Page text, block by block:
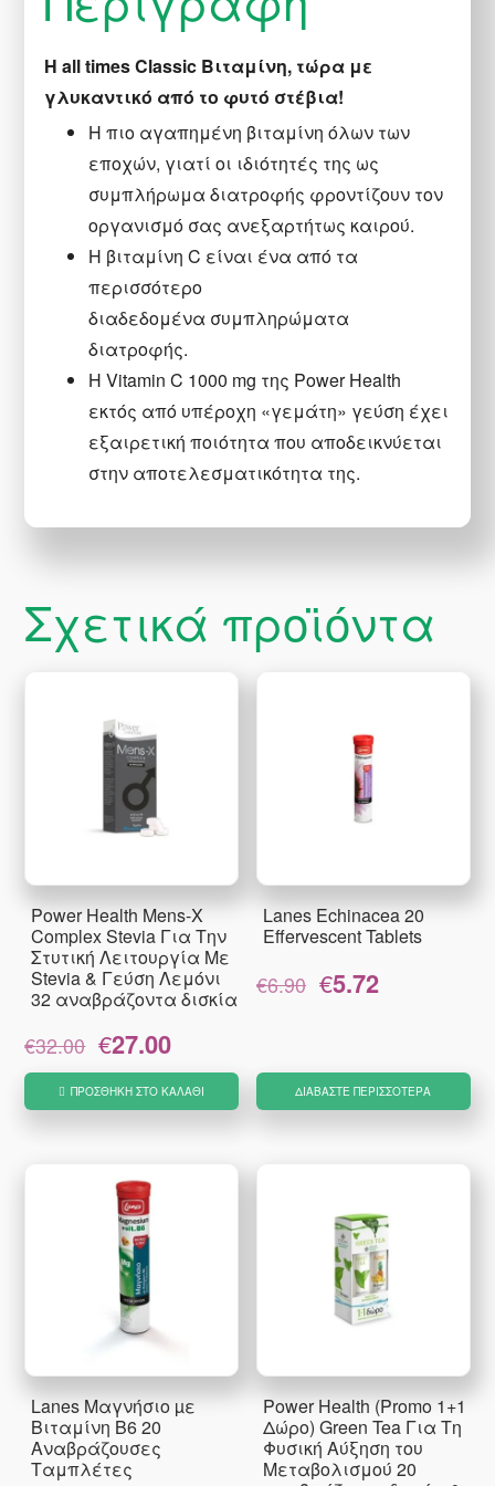
ποσότητα
Η all times Classic Βιταμίνη, τώρα με
γλυκαντικό από το φυτό στέβια!
Η πιο αγαπημένη βιταμίνη όλων των
εποχών, γιατί οι ιδιότητές της ως
συμπλήρωμα διατροφής φροντίζουν τον
οργανισμό σας ανεξαρτήτως καιρού.
Η βιταμίνη C είναι ένα από τα
περισσότερο
διαδεδομένα συμπληρώματα
διατροφής.
H Vitamin C 1000 mg της Power Health
εκτός από υπέροχη «γεμάτη» γεύση έχει
εξαιρετική ποιότητα που αποδεικνύεται
στην αποτελεσματικότητα της.
Σχετικά προϊόντα
Power Health Mens-X
Complex Stevia Για Την
Στυτική Λειτουργία Με
Stevia & Γεύση Λεμόνι
32 αναβράζοντα δισκία
€32.00
Original
price
was:
€32.00.
€27.00
τιμή
είναι:
ΠΡΟΣΘΉΚΗ ΣΤΟ ΚΑΛΆΘΙ
Lanes Echinacea 20
Effervescent Tablets
€6.90
Original
price
€5.72
ΔΙΑΒΆΣΤΕ ΠΕΡΙΣΣΌΤΕΡΑ
Lanes Μαγνήσιο µε
Βιταμίνη B6 20
Αναβράζουσες
Ταμπλέτες
Power Health (Promo 1+1
Δώρο) Green Tea Για Τη
Φυσική Αύξηση του
Μεταβολισμού 20